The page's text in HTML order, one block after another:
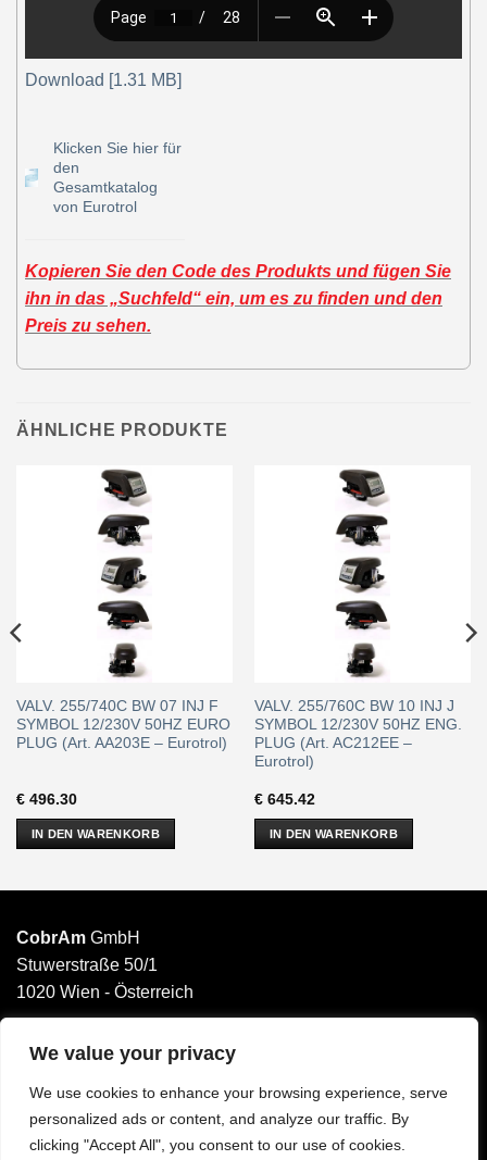
We value your privacy
We use cookies to enhance your browsing experience, serve
personalized ads or content, and analyze our traffic. By
clicking "Accept All", you consent to our use of cookies.
Download [1.31 MB]
Klicken Sie hier für
den
Gesamtkatalog
von Eurotrol
Kopieren Sie den Code des Produkts und fügen Sie
ihn in das „Suchfeld“ ein, um es zu finden und den
Preis zu sehen.
ÄHNLICHE PRODUKTE
VALV. 255/740C BW 07 INJ F
SYMBOL 12/230V 50HZ EURO
PLUG (Art. AA203E – Eurotrol)
€496.30
IN DEN WARENKORB
VALV. 255/760C BW 10 INJ J
SYMBOL 12/230V 50HZ ENG.
PLUG (Art. AC212EE –
Eurotrol)
€645.42
IN DEN WARENKORB
CobrAm GmbH
Stuwerstraße 50/1
1020 Wien - Österreich
______________________
Email: office@cobram.gmbh
Impressum
AGB
Datenschutzerklärung